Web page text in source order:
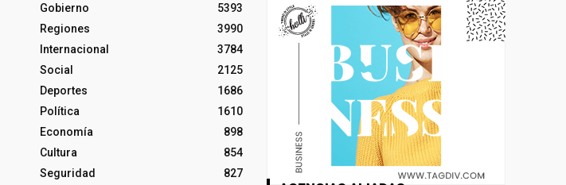
Gobierno
5393
Regiones
3990
Internacional
3784
Social
2125
Deportes
1686
Política
1610
Economía
898
Cultura
854
Seguridad
827